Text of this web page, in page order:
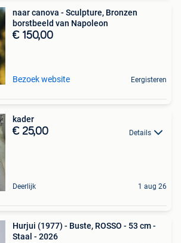
naar canova - Sculpture, Bronzen
borstbeeld van Napoleon
€ 150,00
Bezoek website Eergisteren
kader
€ 25,00 Details
Deerlijk 1 aug 26
Hurjui (1977) - Buste, ROSSO - 53 cm -
Staal - 2026